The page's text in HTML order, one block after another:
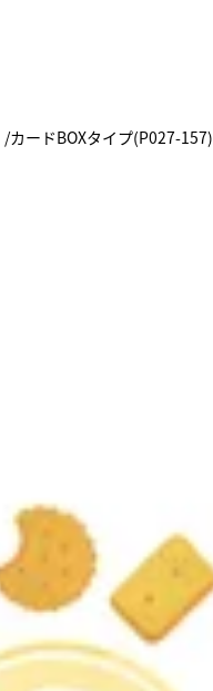
カードBOXタイプ(P027-157)